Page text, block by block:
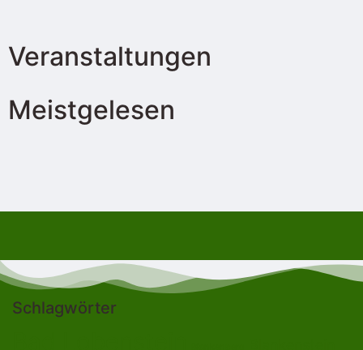
Veranstaltungen
Meistgelesen
Schlagwörter